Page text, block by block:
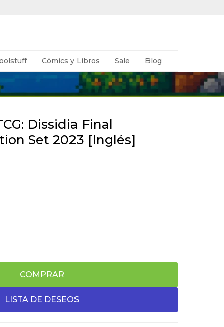
Cómics y Libros Sale Blog
Dissidia Final
Set 2023 [Inglés]
COMPRAR